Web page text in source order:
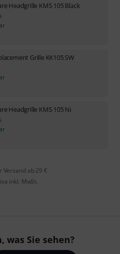
Headgrille KMS 105 Black
Grille KK105 SW
Headgrille KMS 105 Ni
Versand ab 29 €
inkl. MwSt.
was Sie sehen?